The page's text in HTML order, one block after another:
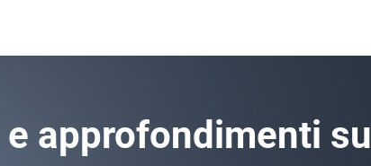
approfondimenti sul